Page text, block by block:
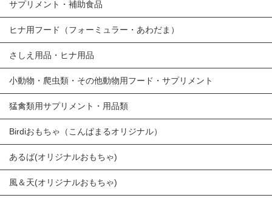
サプリメント・補助食品
ヒナ用フード（フォーミュラー・あわだま）
さしえ用品・ヒナ用品
小動物・爬虫類・その他動物用フード・サプリメント
猛禽類用サプリメント・用品類
Birdiおもちゃ（こんぱまるオリジナル）
あるば(オリジナルおもちゃ)
風＆天(オリジナルおもちゃ)